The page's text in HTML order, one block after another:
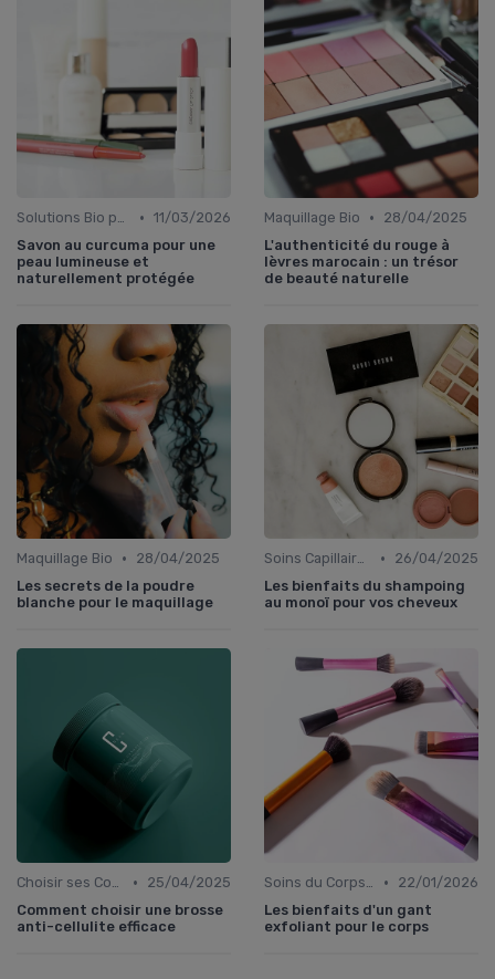
Solutions Bio pour Problèmes de Peau • 11/03/2026
Savon au curcuma pour une
peau lumineuse et
naturellement protégée
Maquillage Bio •
28/04/2025
L'authenticité du rouge à
lèvres marocain : un trésor
de beauté naturelle
Maquillage Bio •
28/04/2025
Les secrets de la poudre
blanche pour le maquillage
Soins Capillaires Bio •
26/04/2025
Les bienfaits du shampoing
au monoï pour vos cheveux
Choisir ses Cosmétiques Bio •
25/04/2025
Comment choisir une brosse
anti-cellulite efficace
Soins du Corps Bio •
22/01/2026
Les bienfaits d'un gant
exfoliant pour le corps